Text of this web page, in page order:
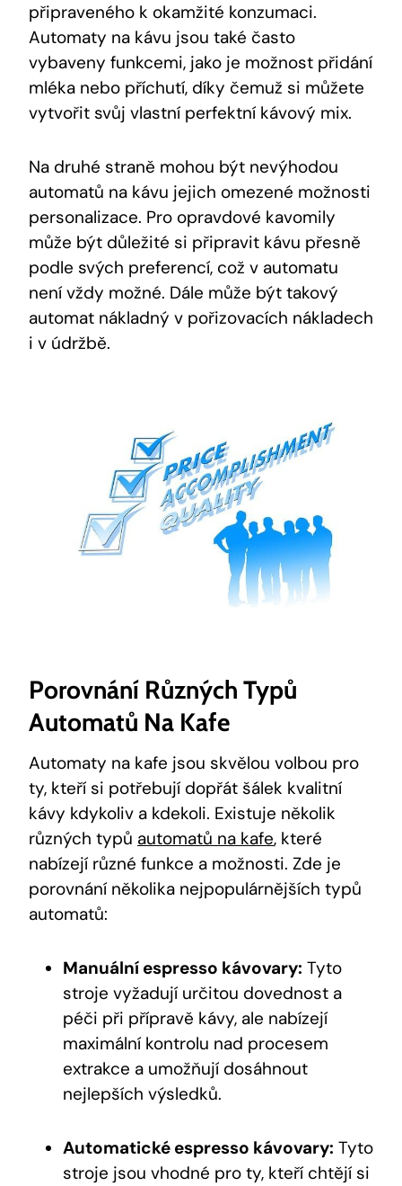
připraveného ‌k okamžité konzumaci.
Automaty na kávu jsou také často
vybaveny funkcemi, jako je možnost přidání
mléka nebo příchutí, díky čemuž‍ si můžete
vytvořit svůj⁣ vlastní perfektní kávový mix.
Na druhé straně mohou být nevýhodou
automatů na kávu jejich omezené možnosti
personalizace. Pro opravdové kavomily
může být důležité si připravit ⁣kávu přesně
podle svých preferencí, což v automatu‌
není vždy ⁤možné. Dále může být ​takový
automat nákladný v pořizovacích nákladech
i v údržbě.
Porovnání Různých Typů
Automatů⁣ Na Kafe
Automaty na kafe jsou skvělou‍ volbou pro
ty, ⁢kteří si potřebují dopřát šálek kvalitní
kávy kdykoliv ‌a kdekoli. ​Existuje několik
různých typů automatů na kafe, které
nabízejí různé funkce a možnosti. Zde⁣ je
⁣porovnání několika nejpopulárnějších typů
automatů:
Manuální ‍espresso kávovary: Tyto
stroje vyžadují určitou dovednost a‍
péči při přípravě kávy, ale nabízejí
maximální kontrolu nad procesem
extrakce a umožňují​ dosáhnout‍
nejlepších výsledků.
Automatické espresso kávovary: ‌Tyto
stroje jsou‍ vhodné pro ty, kteří chtějí‍ si